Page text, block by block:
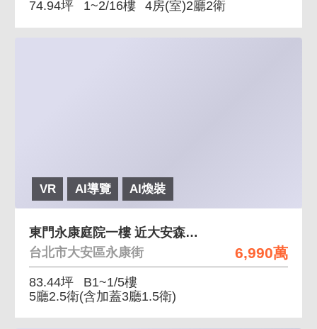
74.94坪 1~2/16樓 4房(室)2廳2衛
VR AI導覽 AI煥裝
6,990萬
東門永康庭院一樓 近大安森林公園中正紀念堂
台北市大安區永康街
83.44坪
B1~1/5樓
5廳2.5衛(含加蓋3廳1.5衛)